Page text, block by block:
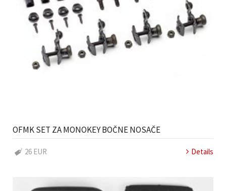
OFMK SET ZA MONOKEY BOČNE NOSAČE
26 EUR Details